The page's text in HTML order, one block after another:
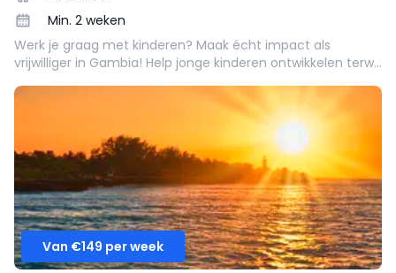
Min. 2 weken
Werk je graag met kinderen? Maak écht impact als
vrijwilliger in Gambia! Help jonge kinderen ontwikkelen terwijl
Smiling Coast'. 🌍✨
Van €149 per week